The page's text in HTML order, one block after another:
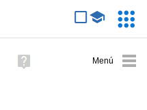
avanzada
Ayuda
(en